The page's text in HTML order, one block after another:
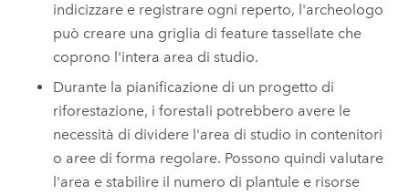
indicizzare e registrare ogni reperto, l'archeologo
può creare una griglia di feature tassellate che
coprono l'intera area di studio.
Durante la pianificazione di un progetto di
riforestazione, i forestali potrebbero avere le
necessità di dividere l'area di studio in contenitori
o aree di forma regolare. Possono quindi valutare
l'area e stabilire il numero di plantule e risorse